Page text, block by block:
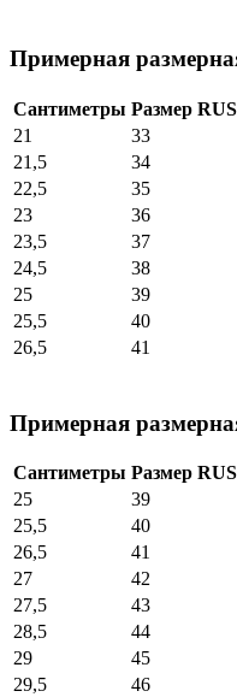
Примерная
Сантиметры Размер RUS
21
33
21,5
34
22,5
35
23
36
23,5
37
24,5
38
25
39
25,5
40
26,5
41
Примерная
Сантиметры Размер RUS
25
39
25,5
40
26,5
41
27
42
27,5
43
28,5
44
29
45
29,5
46